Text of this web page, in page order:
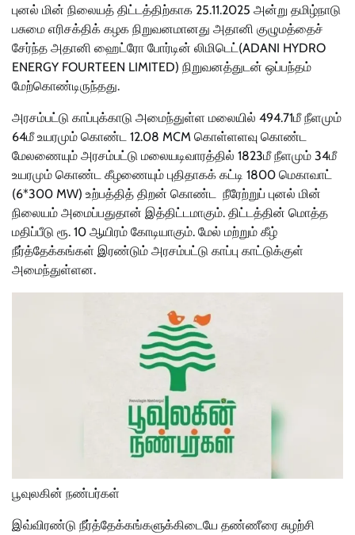
புனல் மின் நிலையத் திட்டத்திற்காக 25.11.2025 அன்று தமிழ்நாடு
பசுமை எரிசக்திக் கழக நிறுவனமானது அதானி குழுமத்தைச்
சேர்ந்த அதானி ஹைட்ரோ போர்டின் லிமிடெட்(ADANI HYDRO
ENERGY FOURTEEN LIMITED) நிறுவனத்துடன் ஒப்பந்தம்
மேற்கொண்டிருந்தது.
அரசம்பட்டு காப்புக்காடு அமைந்துள்ள மலையில் 494.71மீ நீளமும்
64மீ உயரமும் கொண்ட 12.08 MCM கொள்ளளவு கொண்ட
மேலணையும் அரசம்பட்டு மலையடிவாரத்தில் 1823மீ நீளமும் 34மீ
உயரமும் கொண்ட கீழணையும் புதிதாகக் கட்டி 1800 மெகாவாட்
(6*300 MW) உற்பத்தித் திறன் கொண்ட நீரேற்றுப் புனல் மின்
நிலையம் அமைப்பதுதான் இத்திட்டமாகும். திட்டத்தின் மொத்த
மதிப்பீடு ரூ. 10 ஆயிரம் கோடியாகும். மேல் மற்றும் கீழ்
நீர்த்தேக்கங்கள் இரண்டும் அரசம்பட்டு காப்பு காட்டுக்குள்
அமைந்துள்ளன.
பூவுலகின் நண்பர்கள்
இவ்விரண்டு நீர்த்தேக்கங்களுக்கிடையே தண்ணீரை சுழற்சி